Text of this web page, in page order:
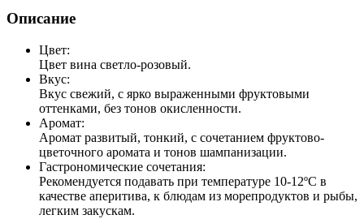
Описание
Цвет:
Цвет вина светло-розовый.
Вкус:
Вкус свежий, с ярко выраженными фруктовыми
оттенками, без тонов окисленности.
Аромат:
Аромат развитый, тонкий, с сочетанием фруктово-
цветочного аромата и тонов шампанизации.
Гастрономические сочетания:
Рекомендуется подавать при температуре 10-12ºС в
качестве аперитива, к блюдам из морепродуктов и рыбы,
легким закускам.